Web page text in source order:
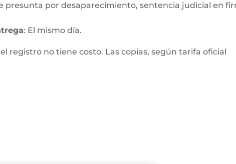
presunta por desaparecimiento, sentencia judicial en
: El mismo día.
registro no tiene costo. Las copias, según tarifa oficial